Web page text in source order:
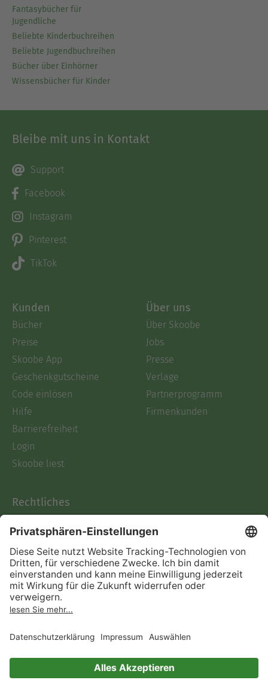
Fantasybücher für
Jugendliche
Beliebte Kinderbuchreihen
Beliebte Jugendbuchreihen
Bücher über Einhörner
Wissensbücher für Kinder
Bleibe mit uns in Kontakt
Support
Facebook
Instagram
Pinterest
TikTok
Kunden
Bücher
Preise
Skoobe App
Geschenkgutscheine
Code einlösen
Hilfe
Barrierefreiheit
Login
Skoobe liest
Über uns
Über Skoobe
Jobs
Presse
Verlage
Partnerprogramm
Firmenkunden
Rechtliches
AGB
Informationen nach Data
Act
Verträge hier kündigen
Impressum